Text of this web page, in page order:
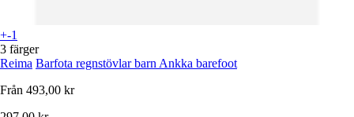
+-1
3 färger
Reima Barfota regnstövlar barn Ankka barefoot
Från 493,00 kr